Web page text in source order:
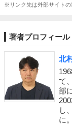
※リンク先は外部サイトの
著者プロフィール
北
て
部
し
に